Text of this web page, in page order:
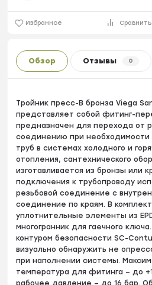
Избранное Сравнить
Обзор Отзывы 0
Тройник пресс-B бронза Viega
представляет собой фитинг-
предназначен для перехода от
соединению при необходимости
труб в системах холодного и
отопления, сантехнического
изготавливается из бронзы или
подключения к трубопроводу
резьбовой соединение с
соединение по краям. В
уплотнительные элементы из
многогранник для гаечного
контуром безопасности SC-
визуально обнаружить не
при наполнении системы.
температура для фитинга – до
рабочее давление – до 16 бар.